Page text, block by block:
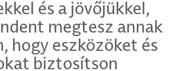
és a jövőjükkel,
megtesz annak
hogy eszközöket és
biztosítson